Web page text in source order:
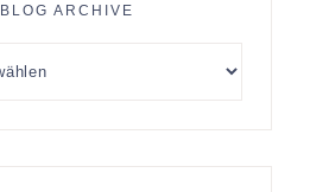
BLOG ARCHIVE